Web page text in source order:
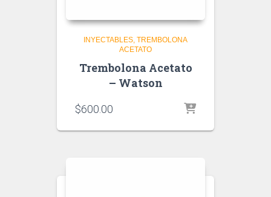
INYECTABLES TREMBOLONA
ACETATO
Trembolona Acetato
– Watson
$600.00